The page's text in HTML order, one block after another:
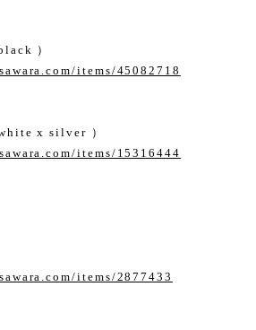
）
items/45082718
x silver ）
items/15316444
items/2877433